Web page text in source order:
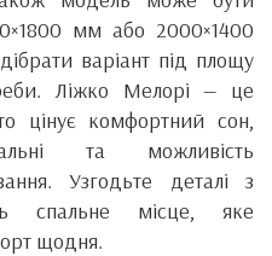
мм або 2000×1400
варіант під площу
Ліжко Мелорі — це
цінує комфортний сон,
та можливість
Узгодьте деталі з
спальне місце, яке
щодня.